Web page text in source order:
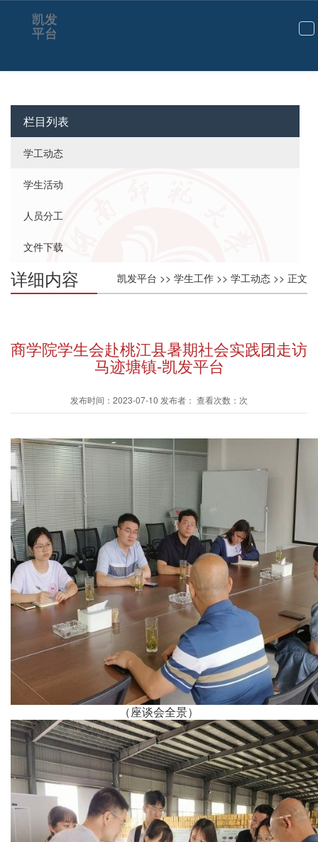
切
航
凯发
平台
栏目列表
学工动态
学生活动
人员分工
文件下载
凯发平台 >> 学生工作 >> 学工动态 >> 正文
详细内容
商学院学生会赴桃江县暑期社会实践团走访
马迹塘镇-凯发平台
发布时间：2023-07-10 发布者： 查看次数：次
（座谈会全景）